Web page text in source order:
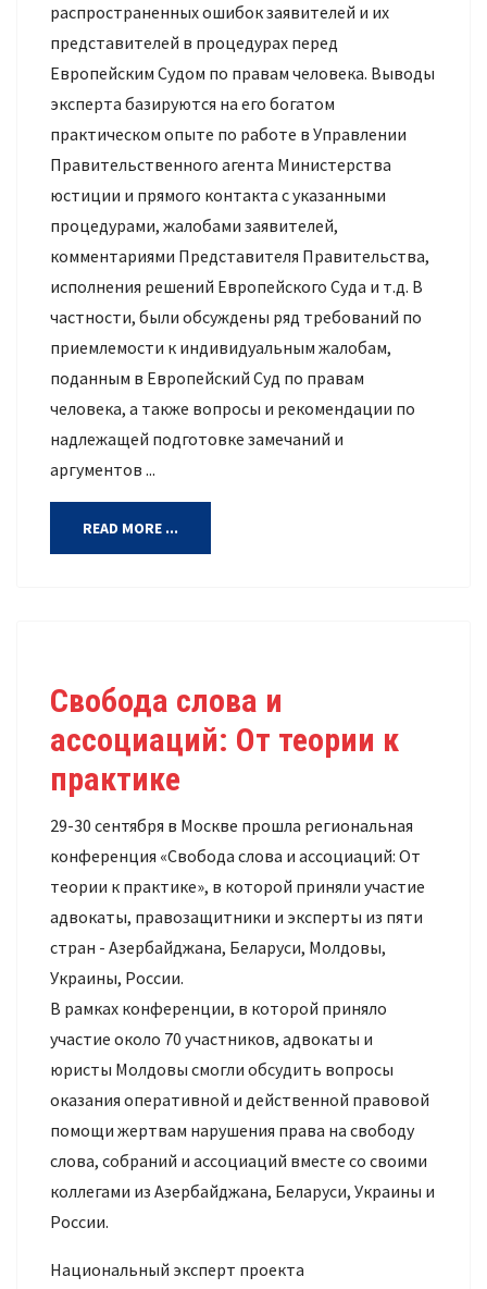
распространенных ошибок заявителей и их
представителей в процедурах перед
Европейским Судом по правам человека. Выводы
эксперта базируются на его богатом
практическом опыте по работе в Управлении
Правительственного агента Министерства
юстиции и прямого контакта с указанными
процедурами, жалобами заявителей,
комментариями Представителя Правительства,
исполнения решений Европейского Суда и т.д. В
частности, были обсуждены ряд требований по
приемлемости к индивидуальным жалобам,
поданным в Европейский Суд по правам
человека, а также вопросы и рекомендации по
надлежащей подготовке замечаний и
аргументов ...
READ MORE ...
Свобода слова и
ассоциаций: От теории к
практике
29-30 сентября в Москве прошла региональная
конференция «Свобода слова и ассоциаций: От
теории к практике», в которой приняли участие
адвокаты, правозащитники и эксперты из пяти
стран - Азербайджана, Беларуси, Молдовы,
Украины, России.
В рамках конференции, в которой приняло
участие около 70 участников, адвокаты и
юристы Молдовы смогли обсудить вопросы
оказания оперативной и действенной правовой
помощи жертвам нарушения права на свободу
слова, собраний и ассоциаций вместе со своими
коллегами из Азербайджана, Беларуси, Украины и
России.
Национальный эксперт проекта